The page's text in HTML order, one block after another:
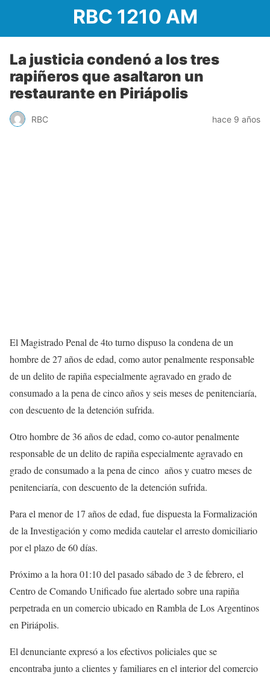
RBC 1210 AM
La justicia condenó a los tres
rapiñeros que asaltaron un
restaurante en Piriápolis
RBC hace 9 años
El Magistrado Penal de 4to turno dispuso la condena de un
hombre de 27 años de edad, como autor penalmente responsable
de un delito de rapiña especialmente agravado en grado de
consumado a la pena de cinco años y seis meses de penitenciaría,
con descuento de la detención sufrida.
Otro hombre de 36 años de edad, como co-autor penalmente
responsable de un delito de rapiña especialmente agravado en
grado de consumado a la pena de cinco años y cuatro meses de
penitenciaría, con descuento de la detención sufrida.
Para el menor de 17 años de edad, fue dispuesta la Formalización
de la Investigación y como medida cautelar el arresto domiciliario
por el plazo de 60 días.
Próximo a la hora 01:10 del pasado sábado de 3 de febrero, el
Centro de Comando Unificado fue alertado sobre una rapiña
perpetrada en un comercio ubicado en Rambla de Los Argentinos
en Piriápolis.
El denunciante expresó a los efectivos policiales que se
encontraba junto a clientes y familiares en el interior del comercio